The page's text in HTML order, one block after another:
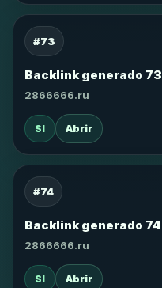
#73
Backlink generado 73
2866666.ru
SI Abrir
#74
Backlink generado 74
2866666.ru
SI Abrir